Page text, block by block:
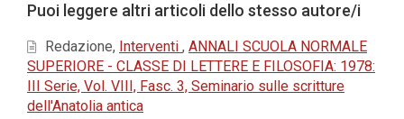
dell'articolo
Puoi leggere altri articoli dello stesso autore/i
Redazione, Interventi , ANNALI SCUOLA NORMALE
SUPERIORE - CLASSE DI LETTERE E FILOSOFIA: 1978:
III Serie, Vol. VIII, Fasc. 3, Seminario sulle scritture
dell'Anatolia antica